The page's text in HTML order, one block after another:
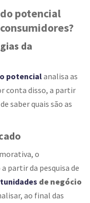
potencial
da
potencialanalisa as
conta disso, a partir
saber quais são as
o
partir da pesquisa de
de negócio
ao final das